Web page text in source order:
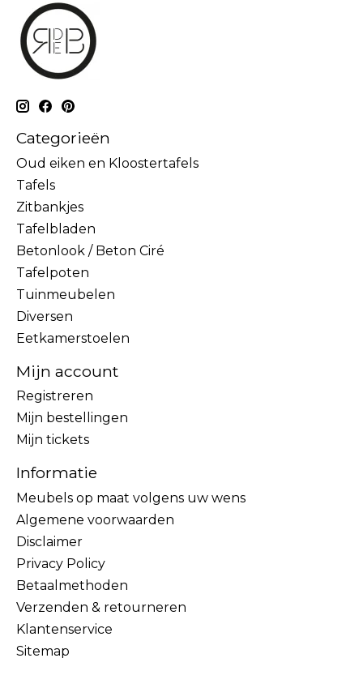
Categorieën
Oud eiken en Kloostertafels
Tafels
Zitbankjes
Tafelbladen
Betonlook / Beton Ciré
Tafelpoten
Tuinmeubelen
Diversen
Eetkamerstoelen
Mijn account
Registreren
Mijn bestellingen
Mijn tickets
Informatie
Meubels op maat volgens uw wens
Algemene voorwaarden
Disclaimer
Privacy Policy
Betaalmethoden
Verzenden & retourneren
Klantenservice
Sitemap